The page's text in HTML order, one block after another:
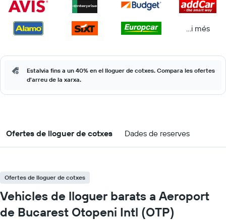
...i més
Estalvia fins a un 40% en el lloguer de cotxes. Compara les ofertes
d'arreu de la xarxa.
Ofertes de lloguer de cotxes Dades de reserves
Ofertes de lloguer de cotxes
Vehicles de lloguer barats a Aeroport
de Bucarest Otopeni Intl (OTP)